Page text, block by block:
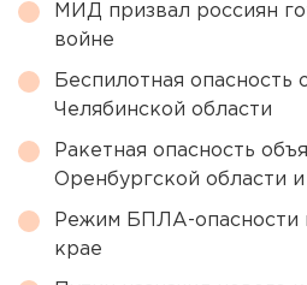
МИД призвал россиян
войне
Беспилотная опасность
Челябинской области
Ракетная опасность
Оренбургской области
Режим БПЛА-опасности
крае